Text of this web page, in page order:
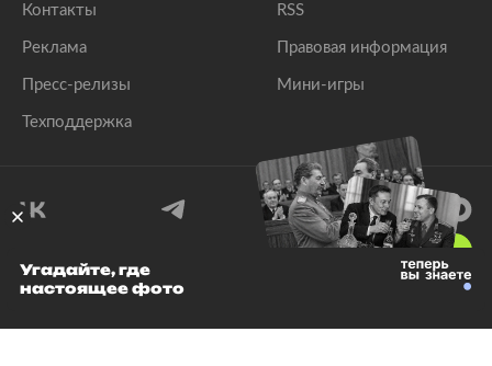
Контакты
Реклама
Пресс-релизы
Техподдержка
RSS
Правовая информация
Мини-игры
© 1999–2026 Все права защищены.
Угадайте, где
настоящее фото